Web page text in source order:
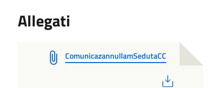
Allegati
ComunicazannullamSedutaCC